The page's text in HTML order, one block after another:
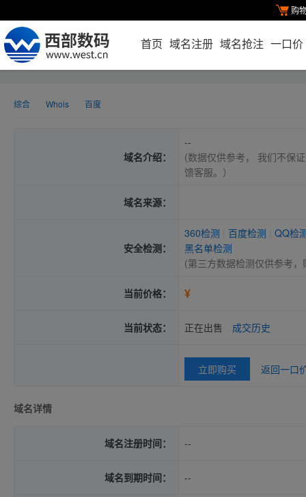
购
首页 域名注册 域名抢注 一口价
综合 Whois 百度
域名介绍：
--
(数据仅供参考， 我们不保
馈客服。）
域名来源：
安全检测：
360检测 百度检测
QQ检
黑名单检测
(第三方数据检测仅供参考
当前价格： ¥
当前状态： 正在出售 成交历史
立即购买 返回一口
域名详情
域名注册时间： --
域名到期时间： --